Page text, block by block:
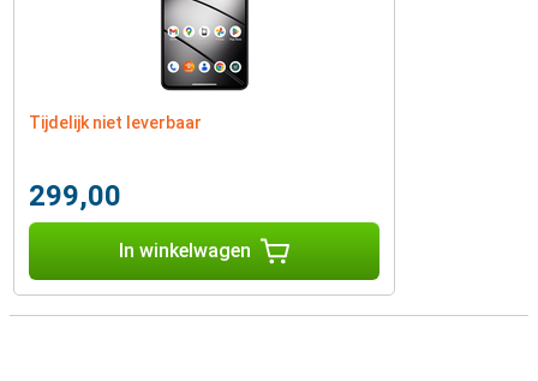
Tijdelijk niet leverbaar
299,00
In winkelwagen